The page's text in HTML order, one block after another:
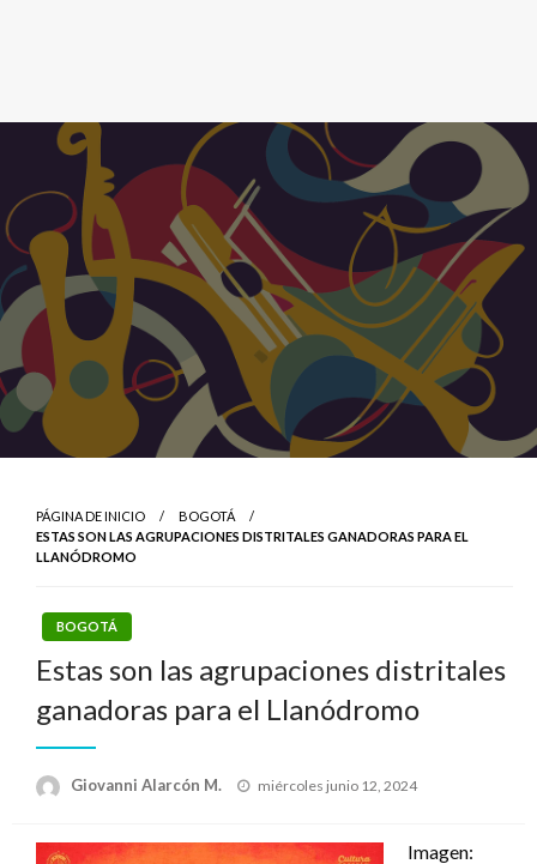
PÁGINA DE INICIO
BOGOTÁ
ESTAS SON LAS AGRUPACIONES DISTRITALES GANADORAS PARA EL
LLANÓDROMO
BOGOTÁ
Estas son las agrupaciones distritales
ganadoras para el Llanódromo
Giovanni Alarcón M.
Publicado
miércoles junio 12, 2024
Imagen: